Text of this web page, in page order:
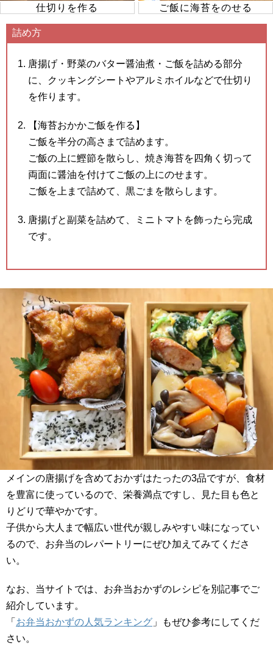
仕切りを作る ご飯に海苔をのせる
詰め方
唐揚げ・野菜のバター醤油煮・ご飯を詰める部分
に、クッキングシートやアルミホイルなどで仕切り
を作ります。
【海苔おかかご飯を作る】
ご飯を半分の高さまで詰めます。
ご飯の上に鰹節を散らし、焼き海苔を四角く切って
両面に醤油を付けてご飯の上にのせます。
ご飯を上まで詰めて、黒ごまを散らします。
唐揚げと副菜を詰めて、ミニトマトを飾ったら完成
です。
メインの唐揚げを含めておかずはたったの3品ですが、食材
を豊富に使っているので、栄養満点ですし、見た目も色と
りどりで華やかです。
子供から大人まで幅広い世代が親しみやすい味になってい
るので、お弁当のレパートリーにぜひ加えてみてくださ
い。
なお、当サイトでは、お弁当おかずのレシピを別記事でご
紹介しています。
「 お弁当おかずの人気ランキング 」もぜひ参考にしてくだ
さい。